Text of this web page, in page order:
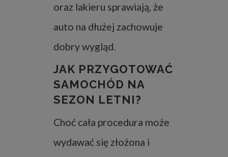
oraz lakieru sprawiają, że
auto na dłużej zachowuje
dobry wygląd.
JAK PRZYGOTOWAĆ
SAMOCHÓD NA
SEZON LETNI?
Choć cała procedura może
wydawać się złożona i